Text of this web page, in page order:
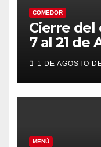
COMEDOR
Cierre del
7 al 21 de
1 DE AGOSTO
MENÚ